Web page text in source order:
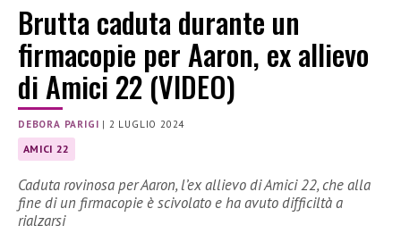
Brutta caduta durante un
firmacopie per Aaron, ex allievo
di Amici 22 (VIDEO)
DEBORA PARIGI | 2 LUGLIO 2024
AMICI 22
Caduta rovinosa per Aaron, l’ex allievo di Amici 22, che alla
fine di un firmacopie è scivolato e ha avuto difficiltà a
rialzarsi